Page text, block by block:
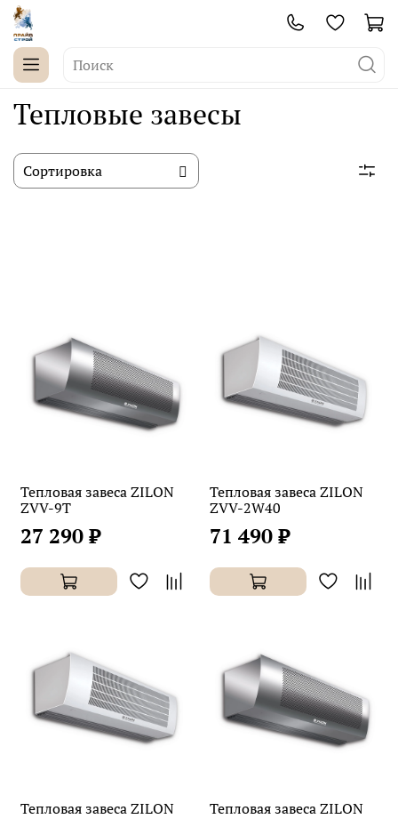
Тепловые завесы
Тепловая завеса ZILON
ZVV-9T
27 290 ₽
Тепловая завеса ZILON
ZVV-2W40
71 490 ₽
Тепловая завеса ZILON
Тепловая завеса ZILON